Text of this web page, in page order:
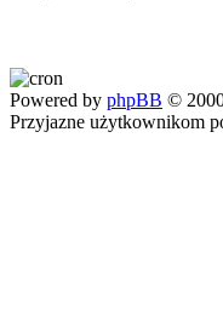
Powered by phpBB ©
Przyjazne użytkownikom